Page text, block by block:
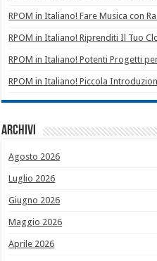
RPOM in Italiano! Fare Musica con
RPOM in Italiano! Riprenditi Il Tuo
RPOM in Italiano! Potenti Progetti
RPOM in Italiano! Piccola
Archivi
Agosto 2026
Luglio 2026
Giugno 2026
Maggio 2026
Aprile 2026